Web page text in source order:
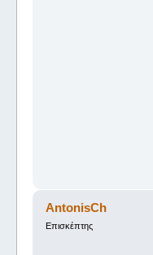
AntonisCh
Επισκέπτης